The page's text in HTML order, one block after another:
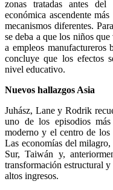
zonas tratadas antes del
económica ascendente
mecanismos diferentes.
se deba a que los niños
a empleos manufactureros
concluye que los efectos
nivel educativo.
Nuevos hallazgos Asia
Juhász, Lane y Rodrik
uno de los episodios
moderno y el centro de
Las economías del
Sur, Taiwán y,
transformación estructural
altos ingresos.